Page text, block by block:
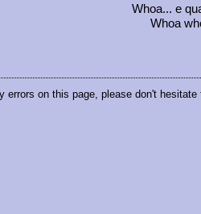
Whoa... e
Whoa
errors on this page, please don't